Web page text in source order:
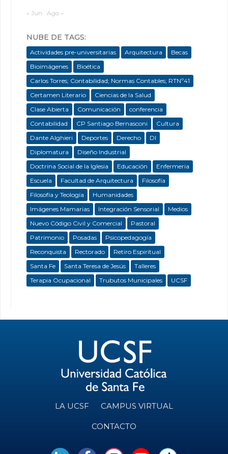
« Jun Ago »
NUBE DE TAGS:
Actividades pre-universitarias Arquitectura
Becas
Bioimágenes
Bioética
Carlos Torres; Contabilidad; Normas Contables; RTNº41
Certamen Literario
Ciencias de la Salud
Clase Abierta
Comunicación
conferencia
Contabilidad
CP Santiago Bernasconi
Cultura
Dante Alghieri
Deportes Derecho
DI
Diplomatura
Diseño Industrial
Doctrina Social de la Iglesia
Educación
Enfermeria
Escuela
Facultad de Arquitectura
Filosofía
Filosofía y Teología
Humanidades
Imágenes Mamarias
Integración Sensorial
Medios
Nuevo Código Civil y Comercial
Pastoral
Patrimonio
Posadas
Psicopedagogía
Reconquista
Rectorado
Retiro Espiritual
Santa Fe
Santa Teresa de Jesús
Talleres
Terapia Ocupacional
Trubutos Municipales UCSF
LA UCSF CAMPUS VIRTUAL
CONTACTO